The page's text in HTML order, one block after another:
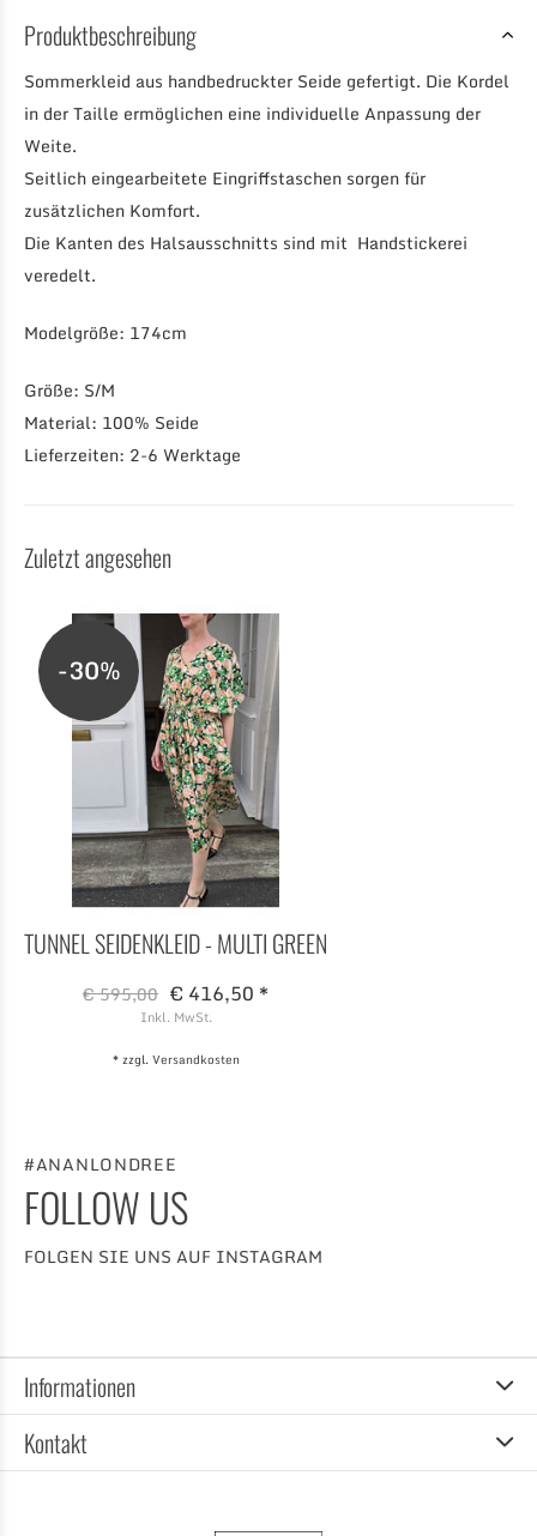
Produktbeschreibung
Sommerkleid aus handbedruckter Seide gefertigt. Die Kordel
in der Taille ermöglichen eine individuelle Anpassung der
Weite.
Seitlich eingearbeitete Eingriffstaschen sorgen für
zusätzlichen Komfort.
Die Kanten des Halsausschnitts sind mit Handstickerei
veredelt.
Modelgröße: 174cm
Größe: S/M
Material: 100% Seide
Lieferzeiten: 2-6 Werktage
Zuletzt angesehen
-30%
TUNNEL SEIDENKLEID - MULTI GREEN
€ 595,00 € 416,50 *
Inkl. MwSt.
* zzgl.Versandkosten
#ANANLONDREE
FOLLOW US
FOLGEN SIE UNS AUF INSTAGRAM
Informationen
Kontakt